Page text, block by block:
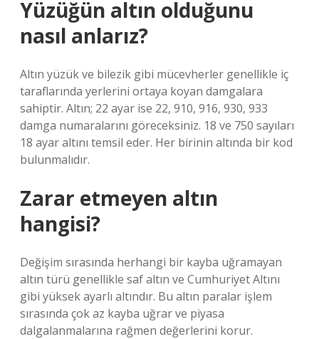
Yüzüğün altın olduğunu
nasıl anlarız?
Altın yüzük ve bilezik gibi mücevherler genellikle iç
taraflarında yerlerini ortaya koyan damgalara
sahiptir. Altın; 22 ayar ise 22, 910, 916, 930, 933
damga numaralarını göreceksiniz. 18 ve 750 sayıları
18 ayar altını temsil eder. Her birinin altında bir kod
bulunmalıdır.
Zarar etmeyen altın
hangisi?
Değişim sırasında herhangi bir kayba uğramayan
altın türü genellikle saf altın ve Cumhuriyet Altını
gibi yüksek ayarlı altındır. Bu altın paralar işlem
sırasında çok az kayba uğrar ve piyasa
dalgalanmalarına rağmen değerlerini korur.